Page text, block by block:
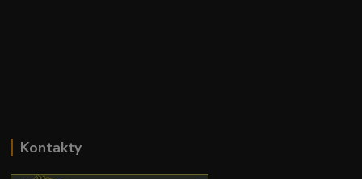
Kontakty